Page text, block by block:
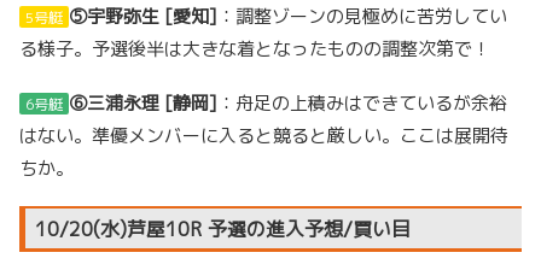
5号艇 ⑤宇野弥生 [愛知] ：調整ゾーンの見極めに苦労してい
る様子。予選後半は大きな着となったものの調整次第で！
6号艇 ⑥三浦永理 [静岡] ：舟足の上積みはできているが余裕
はない。準優メンバーに入ると競ると厳しい。ここは展開待
ちか。
10/20(水)芦屋10R 予選の進入予想/買い目